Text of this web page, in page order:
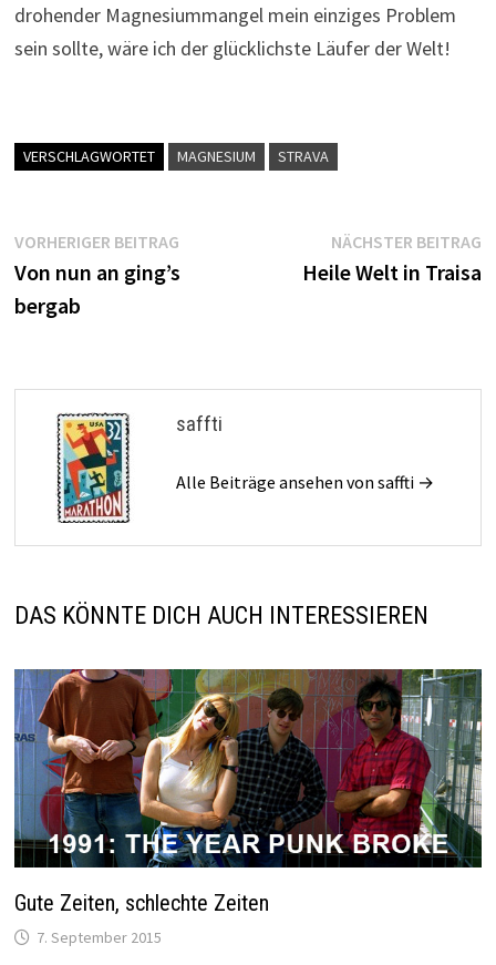
drohender Magnesiummangel mein einziges Problem
sein sollte, wäre ich der glücklichste Läufer der Welt!
VERSCHLAGWORTET MAGNESIUM STRAVA
Beitragsnavigation
VORHERIGER BEITRAGVorheriger
Beitrag:
Von nun an ging’s
bergab
NÄCHSTER BEITRAG
Heile Welt in Traisa
saffti
Alle Beiträge ansehen von saffti →
DAS KÖNNTE DICH AUCH INTERESSIEREN
Gute Zeiten, schlechte Zeiten
7. September 2015